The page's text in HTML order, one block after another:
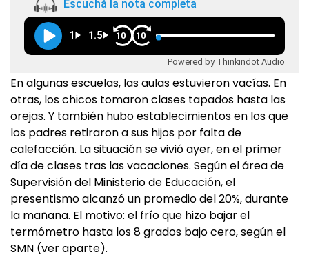
Escuchá la nota completa
1 1.5 10 10
Powered by Thinkindot Audio
En algunas escuelas, las aulas estuvieron vacías. En
otras, los chicos tomaron clases tapados hasta las
orejas. Y también hubo establecimientos en los que
los padres retiraron a sus hijos por falta de
calefacción. La situación se vivió ayer, en el primer
día de clases tras las vacaciones. Según el área de
Supervisión del Ministerio de Educación, el
presentismo alcanzó un promedio del 20%, durante
la mañana. El motivo: el frío que hizo bajar el
termómetro hasta los 8 grados bajo cero, según el
SMN (ver aparte).